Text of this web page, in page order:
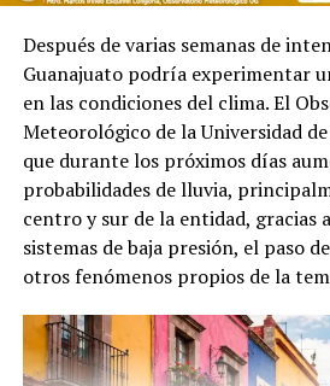
Después de varias semanas de
Guanajuato podría experimentar
en las condiciones del clima. El
Meteorológico de la Universidad
que durante los próximos días
probabilidades de lluvia,
centro y sur de la entidad, gracias
sistemas de baja presión, el paso
otros fenómenos propios de la